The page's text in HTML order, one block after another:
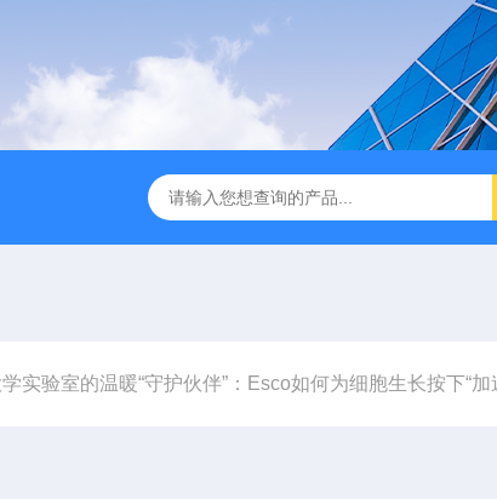
净工作台 Powdermax PW1-3A1粉末样品称量柜
实验室的温暖“守护伙伴”：Esco如何为细胞生长按下“加